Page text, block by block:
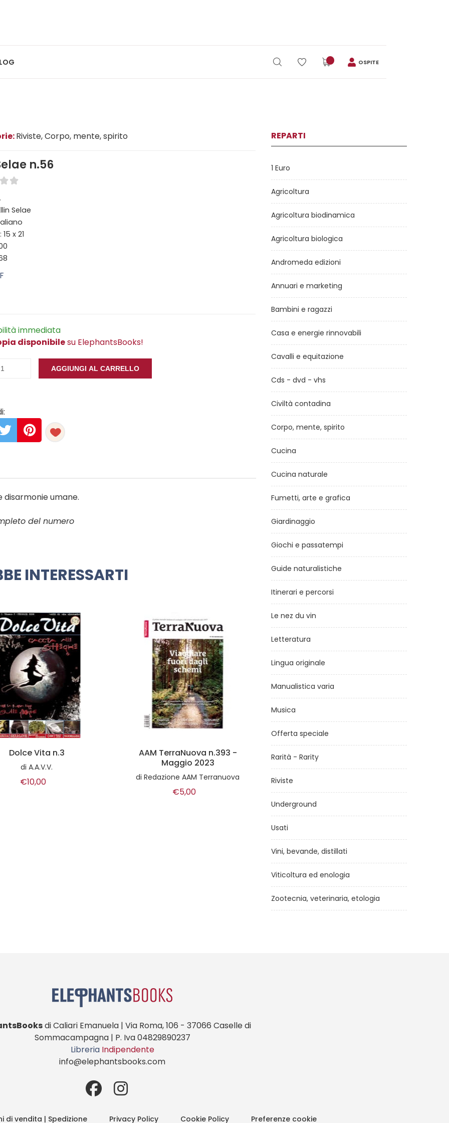
OSPITE
Riviste, Corpo, mente, spirito
n.56
Selae
x 21
immediata
disponibilesu ElephantsBooks!
AGGIUNGI AL CARRELLO
umane.
del numero
INTERESSARTI
TerraNuova n.393 -
Maggio 2023
AAM Terranuova
AAM Terranuova n.416 Giugno
2025
diredazione AAM Terranuova
€5,00
Il Lecito n.3 - rivista
diA.A.V.V.
REPARTI
1 Euro
Agricoltura
Agricoltura biodinamica
Agricoltura biologica
Andromeda edizioni
Annuari e marketing
Bambini e ragazzi
Casa e energie rinnovabili
Cavalli e equitazione
Cds - dvd - vhs
Civiltà contadina
Corpo, mente, spirito
Cucina
Cucina naturale
Fumetti, arte e grafica
Giardinaggio
Giochi e passatempi
Guide naturalistiche
Itinerari e percorsi
Le nez du vin
Letteratura
Lingua originale
Manualistica varia
Musica
Offerta speciale
Rarità - Rarity
Riviste
Underground
Usati
Vini, bevande, distillati
Viticoltura ed enologia
Zootecnia, veterinaria, etologia
di Caliari Emanuela | Via Roma, 106 - 37066 Caselle di
Sommacampagna | P. Iva 04829890237
Libreria Indipendente
info@elephantsbooks.com
di vendita | Spedizione Privacy Policy Cookie Policy Preferenze cookie